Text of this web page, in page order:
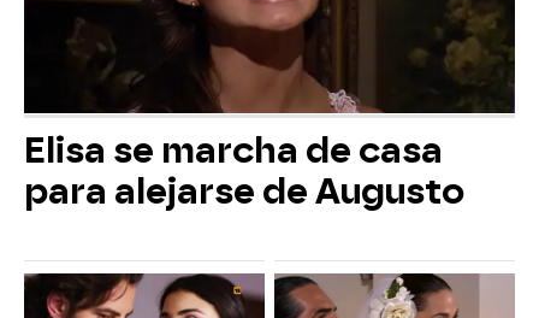
Elisa se marcha de casa
para alejarse de Augusto